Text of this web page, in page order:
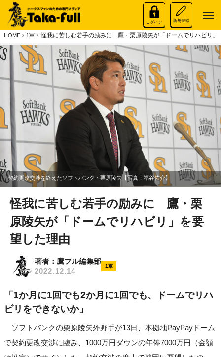
HOME 1軍 怪我に苦しむ若手の励みに 鷹・栗原陵矢が「ドームでリハビリ」
契約更改交渉を終えたソフトバンク・栗原陵矢【写真：福谷佑介】
怪我に苦しむ若手の励みに 鷹・栗
原陵矢が「ドームでリハビリ」を要
望した理由
著者：鷹フル編集部
2022.12.14
1軍
「1か月に1回でも2か月に1回でも、ドームでリハ
ビリをできないか」
ソフトバンクの栗原陵矢外野手が13日、本拠地PayPayドーム
で契約更改交渉に臨み、1000万円ダウンの年俸7000万円（金額